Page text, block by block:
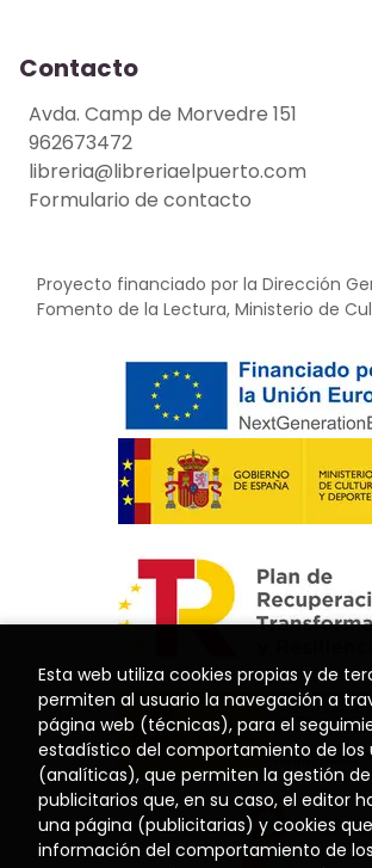
Contacto
Avda. Camp de Morvedre 151
962673472
libreria@libreriaelpuerto.com
Formulario de contacto
Proyecto financiado por la Dirección
Fomento de la Lectura, Ministerio de
Esta web utiliza cookies propias y de
permiten al usuario la navegación a
página web (técnicas), para el
estadístico del comportamiento de los
(analíticas), que permiten la gestión
publicitarios que, en su caso, el editor
una página (publicitarias) y cookies
información del comportamiento de